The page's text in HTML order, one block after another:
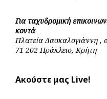
Για ταχυδρομική
κοντά
Πλατεία Δασκαλογιάννη ,
71 202 Ηράκλειο, Κρήτη
Ακούστε μας Live!